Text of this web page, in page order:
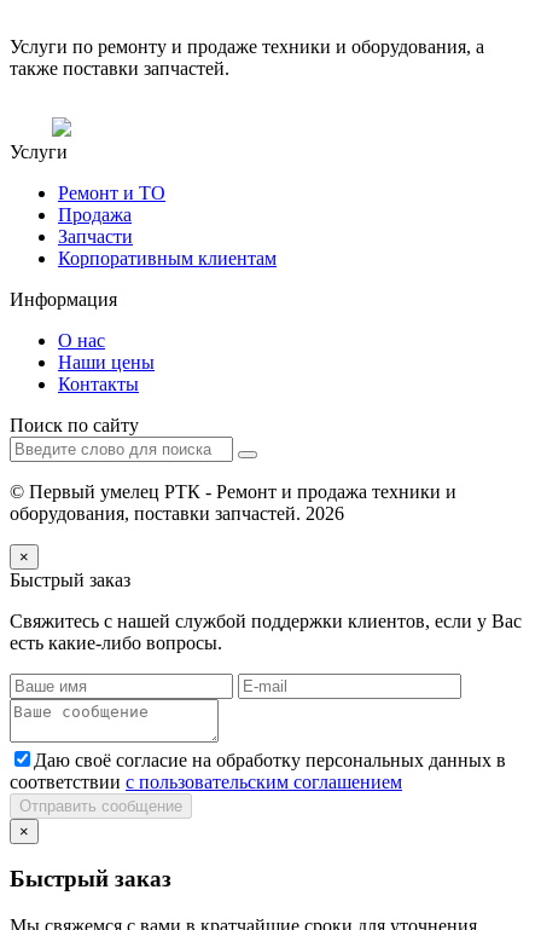
Услуги по ремонту и продаже техники и оборудования, а
также поставки запчастей.
Услуги
Ремонт и ТО
Продажа
Запчасти
Корпоративным клиентам
Информация
О нас
Наши цены
Контакты
Поиск по сайту
© Первый умелец РТК - Ремонт и продажа техники и
оборудования, поставки запчастей. 2026
×
Быстрый заказ
Свяжитесь с нашей службой поддержки клиентов, если у Вас
есть какие-либо вопросы.
Даю своё согласие на обработку персональных данных в
соответствии с пользовательским соглашением
Отправить сообщение
×
Быстрый заказ
Мы свяжемся с вами в кратчайшие сроки для уточнения